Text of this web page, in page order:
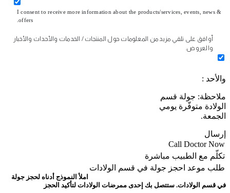
I consent to receive more information about the products/services, events, news &
offers.
أوافق على تلقي مزيد من المعلومات حول المنتجات / الخدمات والأحداث والأخبار
والعروض.
والأحد :
ملاحظة: جولة قسم
الولادة متوفّرة يومي
الجمعة.
إرسال
Call Doctor Now
تكلّم مع الطبيب مباشرة
طلب موعد احجز جولة في قسم الولادات
املأ النموذج أدناه لحجز جولة
في قسم الولادات. ستتصل بك إحدى ممرضات الولادات لتأكيد الحجز